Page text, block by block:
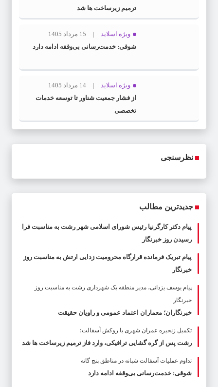
ترمیم زیرساخت ها شد
ویژه اسلاید
15 مرداد 1405
شوقی: خدمت‌رسانی بی‌وقفه ادامه دارد
ویژه اسلاید
14 مرداد 1405
از فشار جمعیت شناور تا توسعه خدمات
تخصصی
نظرسنجی
جدیدترین مطالب
پیام دکتر کارگرنیا رئیس شورای اسلامی شهر رشت به مناسبت فرا
رسیدن روز خبرنگار
پیام تبریک فرمانده قرارگاه محرومیت‌ زدایی ارتش به مناسبت روز
خبرنگار
پیام یوسف یزدانی، مدیر منطقه یک شهرداری رشت به مناسبت روز
خبرنگار
خبرنگاران؛ معماران اعتماد عمومی و راویان حقیقت
تکمیل زنجیره عمران شهری با روکش آسفالت؛
رشت پس از گره گشایی ترافیکی، وارد فاز ترمیم زیرساخت ها شد
تداوم عملیات آسفالت‌ شبانه در مناطق پنج گانه
شوقی: خدمت‌رسانی بی‌وقفه ادامه دارد